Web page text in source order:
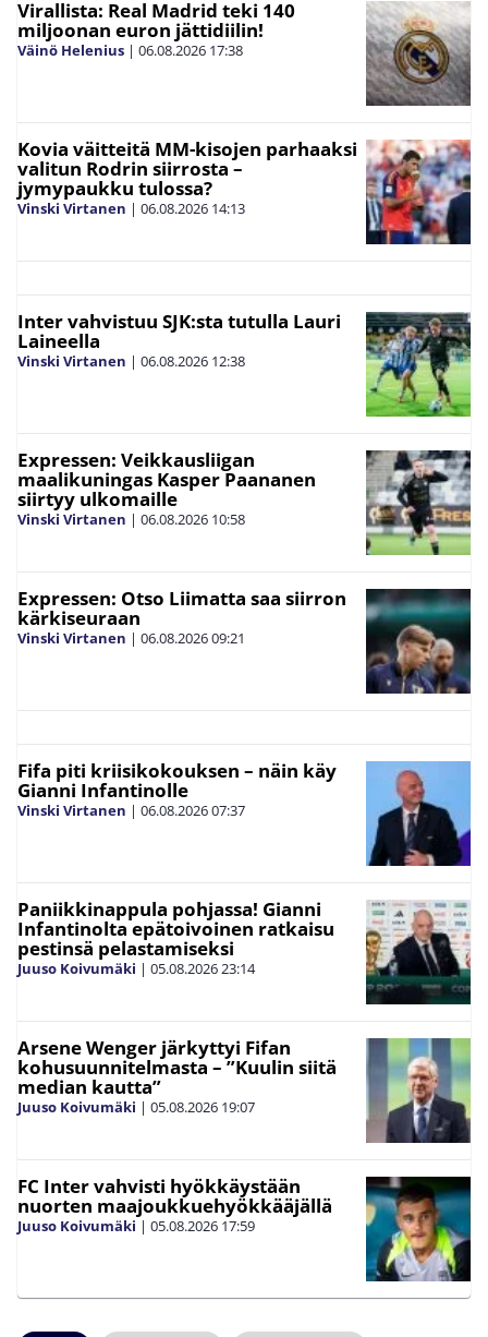
Virallista: Real Madrid teki 140
miljoonan euron jättidiilin!
Väinö Helenius | 06.08.2026 17:38
Kovia väitteitä MM-kisojen parhaaksi
valitun Rodrin siirrosta –
jymypaukku tulossa?
Vinski Virtanen | 06.08.2026 14:13
Inter vahvistuu SJK:sta tutulla Lauri
Laineella
Vinski Virtanen | 06.08.2026 12:38
Expressen: Veikkausliigan
maalikuningas Kasper Paananen
siirtyy ulkomaille
Vinski Virtanen | 06.08.2026 10:58
Expressen: Otso Liimatta saa siirron
kärkiseuraan
Vinski Virtanen | 06.08.202609:21
Fifa piti kriisikokouksen – näin käy
Gianni Infantinolle
Vinski Virtanen | 06.08.202607:37
Paniikkinappula pohjassa! Gianni
Infantinolta epätoivoinen ratkaisu
pestinsä pelastamiseksi
Juuso Koivumäki | 05.08.202623:14
Arsene Wenger järkyttyi Fifan
kohusuunnitelmasta – ”Kuulin siitä
median kautta”
Juuso Koivumäki | 05.08.2026 19:07
FC Inter vahvisti hyökkäystään
nuorten maajoukkuehyökkääjällä
Juuso Koivumäki | 05.08.2026 17:59